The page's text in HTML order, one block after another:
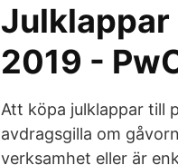
Julklappar
2019 -
Att köpa julklappar till
avdragsgilla om
verksamhet eller är